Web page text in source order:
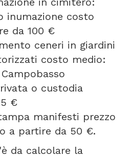
inumazione costo
da 100 €
ceneri in giardini
costo medio:
o custodia
€
manifesti prezzo
a partire da 50 €.
da calcolare la